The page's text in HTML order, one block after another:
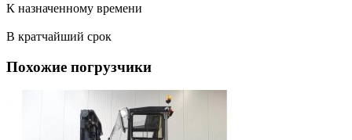
К назначенному времени
В кратчайший срок
Похожие погрузчики